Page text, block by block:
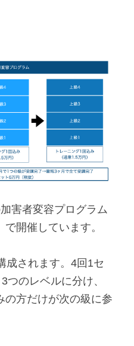
害者変容プログラム
で開催しています。
成されます。4回1セ
つのレベルに分け、
の方だけが次の級に参